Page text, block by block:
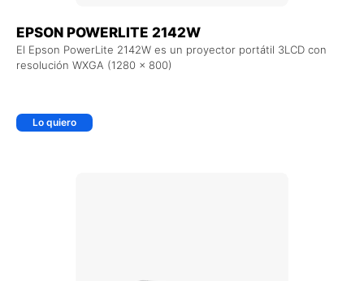
EPSON POWERLITE 2142W
El Epson PowerLite 2142W es un proyector portátil 3LCD con
resolución WXGA (1280 x 800)
Lo quiero